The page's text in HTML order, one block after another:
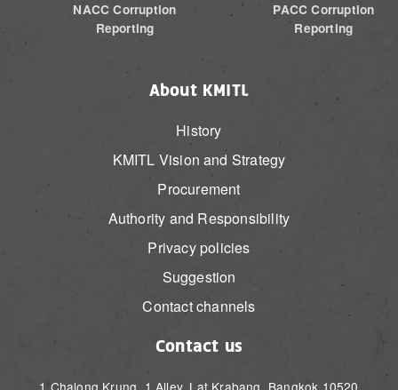
NACC Corruption
Reporting
PACC Corruption
Reporting
About KMITL
History
KMITL Vision and Strategy
Procurement
Authority and Responsibility
Privacy policies
Suggestion
Contact channels
Contact us
1 Chalong Krung, 1 Alley, Lat Krabang, Bangkok 10520